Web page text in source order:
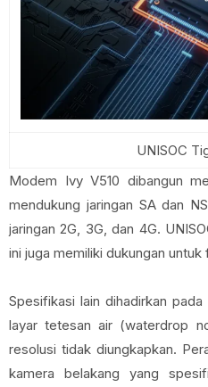
UNISOC
Modem Ivy V510 dibangun
mendukung jaringan SA dan
jaringan 2G, 3G, dan 4G.
ini juga memiliki dukungan
Spesifikasi lain dihadirkan
layar tetesan air (waterdrop
resolusi tidak diungkapkan.
kamera belakang yang